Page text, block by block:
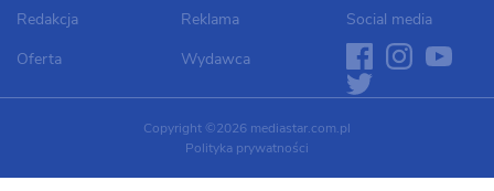
Redakcja
Oferta
Reklama
Wydawca
Social media
facebookinstagramyoutube
Copyright ©2026 mediastar.com.pl
Polityka prywatności